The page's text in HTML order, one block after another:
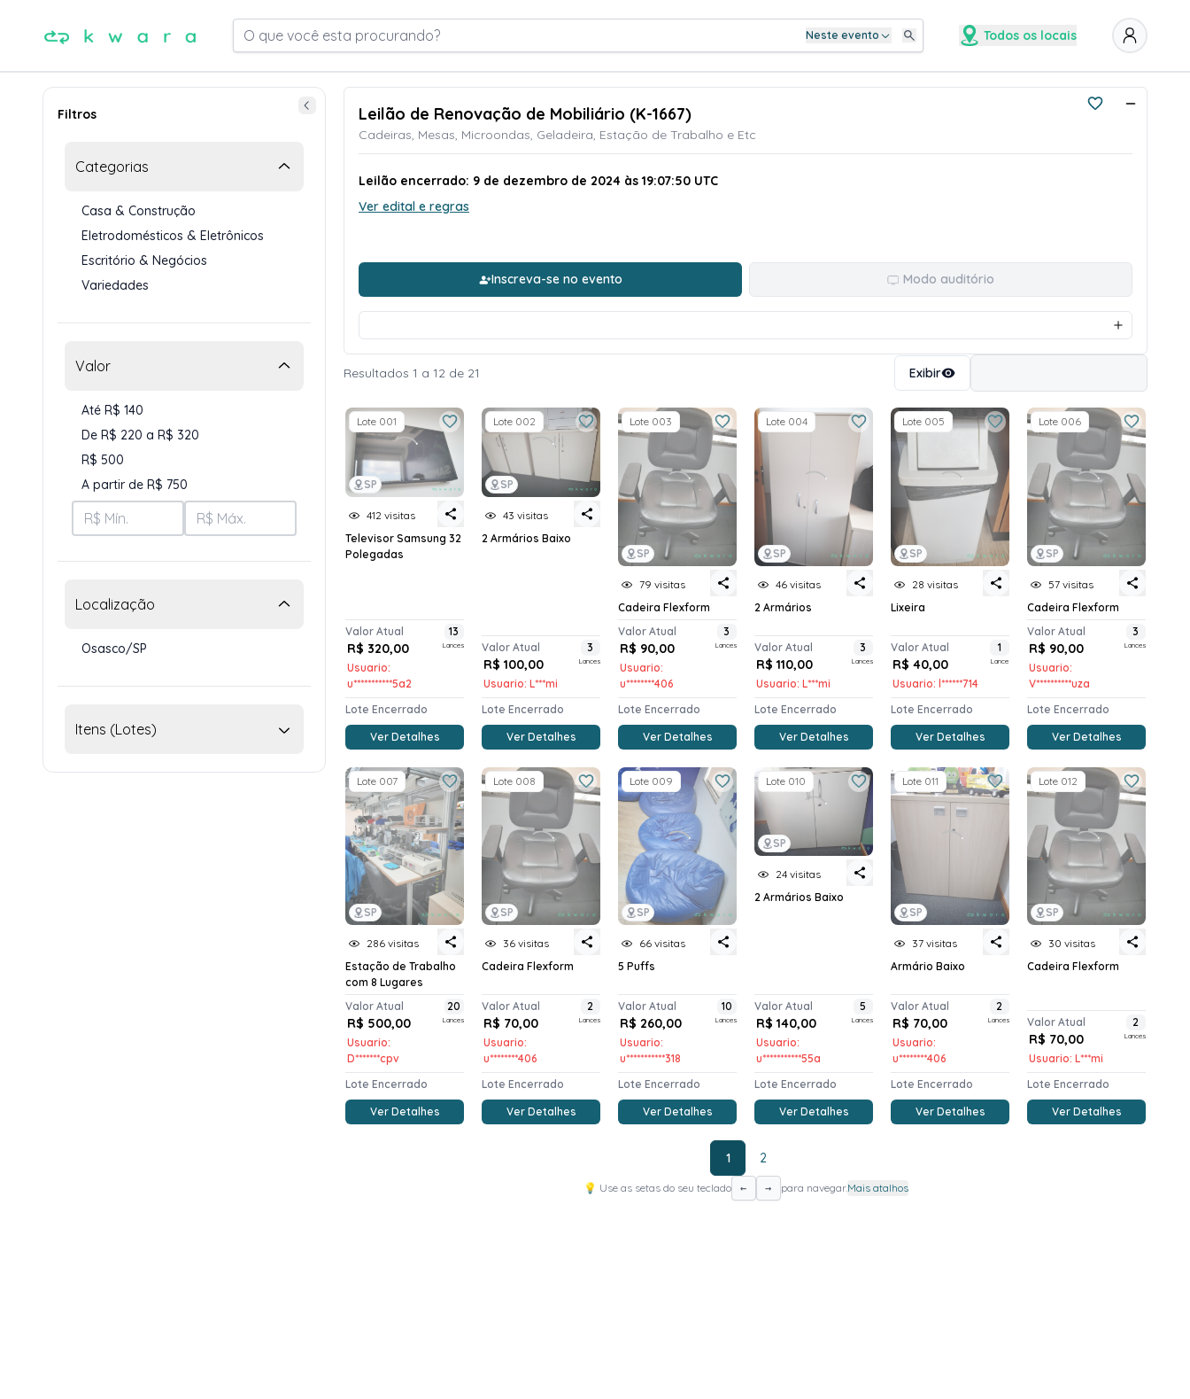
O que você esta procurando? Neste evento Todos os locais
Filtros
Categorias
Casa & Construção
Eletrodomésticos & Eletrônicos
Escritório & Negócios
Variedades
Valor
Até R$ 140
De R$ 220 a R$ 320
R$ 500
A partir de R$ 750
Localização
Osasco/SP
Itens (Lotes)
Leilão de Renovação de Mobiliário (K-1667)
Cadeiras, Mesas, Microondas, Geladeira, Estação de Trabalho e Etc
Leilão encerrado: 9 de dezembro de 2024 às 19:07:50 UTC
Ver edital e regras
Inscreva-se no evento Modo auditório
Resultados 1 a 12 de 21 Exibir
SP
Lote 001
412 visitas
Televisor Samsung 32
Polegadas
Valor Atual
R$ 320,00
Usuario:
u***********5a2
13
Lances
Lote Encerrado
Ver Detalhes
SP
Lote 002
43 visitas
2 Armários Baixo
Valor Atual
R$ 100,00
Usuario: L***mi
3
Lances
Lote Encerrado
Ver Detalhes
SP
Lote 003
79 visitas
Cadeira Flexform
Valor Atual
R$ 90,00
Usuario:
u********406
3
Lances
Lote Encerrado
Ver Detalhes
SP
Lote 004
46 visitas
2 Armários
Valor Atual
R$ 110,00
Usuario: L***mi
3
Lances
Lote Encerrado
Ver Detalhes
SP
Lote 005
28 visitas
Lixeira
Valor Atual
R$ 40,00
Usuario: l******714
1
Lance
Lote Encerrado
Ver Detalhes
SP
Lote 006
57 visitas
Cadeira Flexform
Valor Atual
R$ 90,00
Usuario:
V**********uza
3
Lances
Lote Encerrado
Ver Detalhes
SP
Lote 007
286 visitas
Estação de Trabalho
com 8 Lugares
Valor Atual
R$ 500,00
Usuario:
D*******cpv
20
Lances
Lote Encerrado
Ver Detalhes
SP
Lote 008
36 visitas
Cadeira Flexform
Valor Atual
R$ 70,00
Usuario:
u********406
2
Lances
Lote Encerrado
Ver Detalhes
SP
Lote 009
66 visitas
5 Puffs
Valor Atual
R$ 260,00
Usuario:
u***********318
10
Lances
Lote Encerrado
Ver Detalhes
SP
Lote 010
24 visitas
2 Armários Baixo
Valor Atual
R$ 140,00
Usuario:
u***********55a
5
Lances
Lote Encerrado
Ver Detalhes
SP
Lote 011
37 visitas
Armário Baixo
Valor Atual
R$ 70,00
Usuario:
u********406
2
Lances
Lote Encerrado
Ver Detalhes
SP
Lote 012
30 visitas
Cadeira Flexform
Valor Atual
R$ 70,00
Usuario: L***mi
2
Lances
Lote Encerrado
Ver Detalhes
1 2
💡 Use as setas do seu teclado ← → para navegar.Mais atalhos